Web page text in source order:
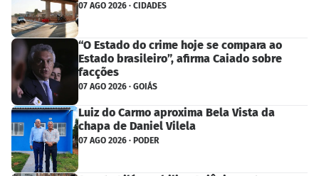
07 AGO 2026 · CIDADES
“O Estado do crime hoje se compara ao
Estado brasileiro”, afirma Caiado sobre
facções
07 AGO 2026 · GOIÁS
Luiz do Carmo aproxima Bela Vista da
chapa de Daniel Vilela
07 AGO 2026 · PODER